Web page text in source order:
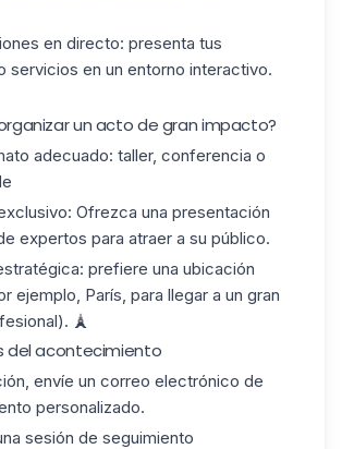
en directo: presenta tus
servicios en un entorno interactivo.
un acto de gran impacto?
adecuado: taller, conferencia o
Ofrezca una presentación
expertos para atraer a su público.
prefiere una ubicación
ejemplo, París, para llegar a un gran
🗼
del acontecimiento
envíe un correo electrónico de
personalizado.
sesión de seguimiento